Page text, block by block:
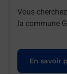
Vous
la commune
En savoir